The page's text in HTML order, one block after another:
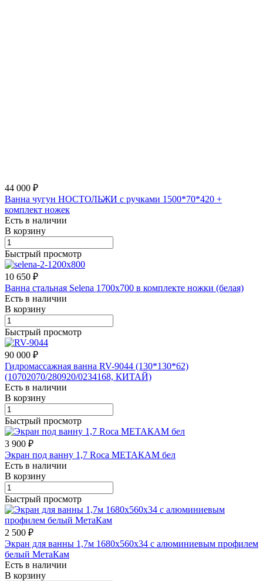
44 000 ₽
Ванна чугун НОСТОЛЬЖИ с ручками 1500*70*420 +
комплект ножек
Есть в наличии
В корзину
Быстрый просмотр
10 650 ₽
Ванна стальная Selena 1700х700 в комплекте ножки (белая)
Есть в наличии
В корзину
Быстрый просмотр
90 000 ₽
Гидромассажная ванна RV-9044 (130*130*62)
(10702070/280920/0234168, КИТАЙ)
Есть в наличии
В корзину
Быстрый просмотр
3 900 ₽
Экран под ванну 1,7 Roca МЕТАКАМ бел
Есть в наличии
В корзину
Быстрый просмотр
2 500 ₽
Экран для ванны 1,7м 1680х560х34 с алюминиевым профилем
белый МетаКам
Есть в наличии
В корзину